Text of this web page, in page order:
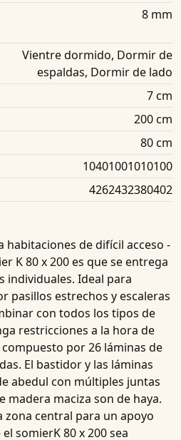
8 mm
Vientre dormido, Dormir de
espaldas, Dormir de lado
7 cm
200 cm
80 cm
10401001010100
4262432380402
habitaciones de difícil acceso -
K 80 x 200es que se entrega
individuales. Ideal para
pasillos estrechos y escaleras
con todos los tipos de
restricciones a la hora de
compuesto por26 láminas de
El bastidor y las láminas
abedul con múltiples juntas
madera maciza son de haya.
zona central para un apoyo
el somierK 80 x 200sea